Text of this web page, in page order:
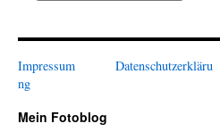
Impressum
Datenschutzerkläru
ng
Mein Fotoblog